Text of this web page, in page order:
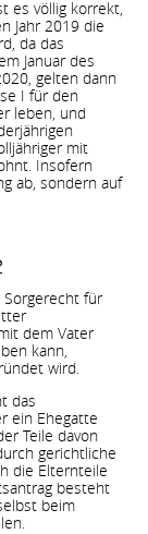
es völlig korrekt,
Jahr 2019 die
da das
Januar des
gelten dann
I für den
leben, und
mit
Insofern
ab, sondern auf
Sorgerecht für
dem Vater
kann,
wird.
das
ein Ehegatte
Teile davon
gerichtliche
die Elternteile
besteht
beim